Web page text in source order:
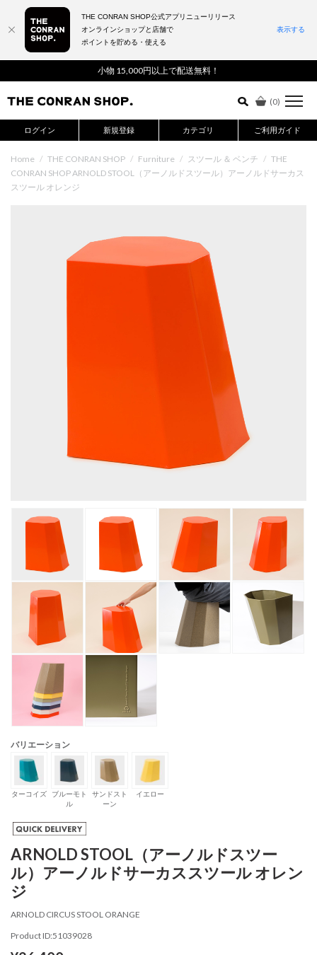
小物 15,000円以上で配送無料！
(0)
ログイン 新規登録 カテゴリ ご利用ガイド
詳細検索はこちら
Home / THE CONRAN SHOP / Furniture / スツール ＆ ベンチ / THE
CONRAN SHOP ARNOLD STOOL（アーノルドスツール）アーノルドサーカス
スツール オレンジ
バリエーション
ターコイズ
ブルーモト
ル
サンドスト
ーン
イエロー
ARNOLD STOOL（アーノルドスツー
ル）アーノルドサーカススツール オレン
ジ
ARNOLD CIRCUS STOOL ORANGE
Product ID:51039028
THE CONRAN SHOP公式アプリニューリリース
オンラインショップと店舗で
ポイントを貯める・使える
表示する